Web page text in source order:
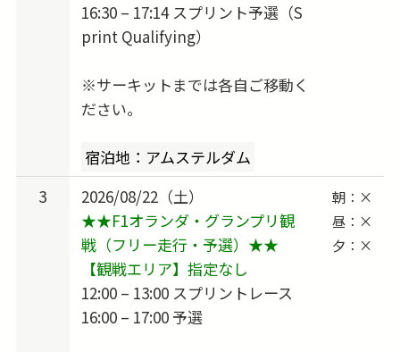
16:30 – 17:14 スプリント予選（S
print Qualifying）
※サーキットまでは各自ご移動く
ださい。
宿泊地：アムステルダム
3
2026/08/22（土）
★★F1オランダ・グランプリ観
戦（フリー走行・予選）★★
【観戦エリア】指定なし
12:00 – 13:00 スプリントレース
16:00 – 17:00 予選
朝：×
昼：×
夕：×